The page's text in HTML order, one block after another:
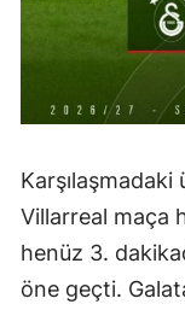
Karşılaşmadaki
Villarreal maça
henüz 3.
öne geçti.